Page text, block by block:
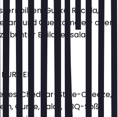
Gurke, Rucola,
und Guerkamole – oder
bunter Beilagensalat
Cheddar-Style-Cheeze,
Gurke, Salat, BBQ-Soße